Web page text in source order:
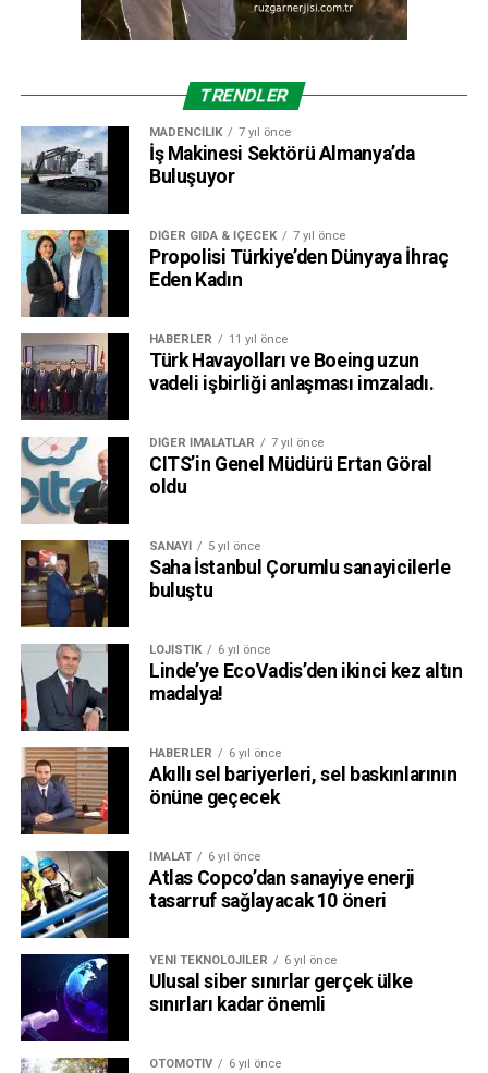
TRENDLER
MADENCILIK 7 yıl önce
İş Makinesi Sektörü Almanya’da
Buluşuyor
DIĞER GIDA & İÇECEK 7 yıl önce
Propolisi Türkiye’den Dünyaya İhraç
Eden Kadın
HABERLER 11 yıl önce
Türk Havayolları ve Boeing uzun
vadeli işbirliği anlaşması imzaladı.
DIĞER İMALATLAR 7 yıl önce
CITS’in Genel Müdürü Ertan Göral
oldu
SANAYI 5 yıl önce
Saha İstanbul Çorumlu sanayicilerle
buluştu
LOJISTIK 6 yıl önce
Linde’ye EcoVadis’den ikinci kez altın
madalya!
HABERLER 6 yıl önce
Akıllı sel bariyerleri, sel baskınlarının
önüne geçecek
İMALAT 6 yıl önce
Atlas Copco’dan sanayiye enerji
tasarruf sağlayacak 10 öneri
YENI TEKNOLOJILER 6 yıl önce
Ulusal siber sınırlar gerçek ülke
sınırları kadar önemli
OTOMOTIV 6 yıl önce